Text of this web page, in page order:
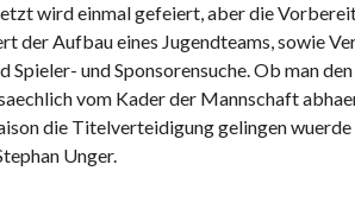
wird einmal gefeiert, aber die
der Aufbau eines Jugendteams, sowie
Spieler- und Sponsorensuche. Ob man
vom Kader der Mannschaft
die Titelverteidigung gelingen
Unger.